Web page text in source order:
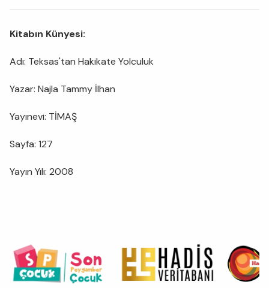
Kitabın Künyesi:
Adı: Teksas'tan Hakikate Yolculuk
Yazar: Najla Tammy İlhan
Yayınevi: TİMAŞ
Sayfa: 127
Yayın Yılı: 2008